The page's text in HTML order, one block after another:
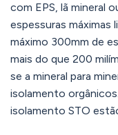
com EPS, lã mineral
espessuras máximas
máximo 300mm de
mais do que 200
se a mineral para
isolamento
isolamento STO